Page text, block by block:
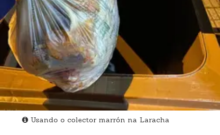
Usando o colector marrón na Laracha